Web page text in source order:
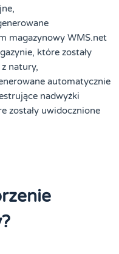
magazynowy WMS.net
które zostały
natury,
automatycznie
nadwyżki
zostały uwidocznione